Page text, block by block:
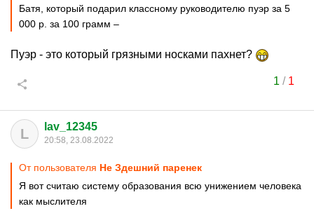
Батя, который подарил классному руководителю пуэр за 5
000 р. за 100 грамм –
Пуэр - это который грязными носками пахнет?
1 / 1
L lav_12345
20:58, 23.08.2022
От пользователя Не Здешний паренек
Я вот считаю систему образования всю унижением человека
как мыслителя